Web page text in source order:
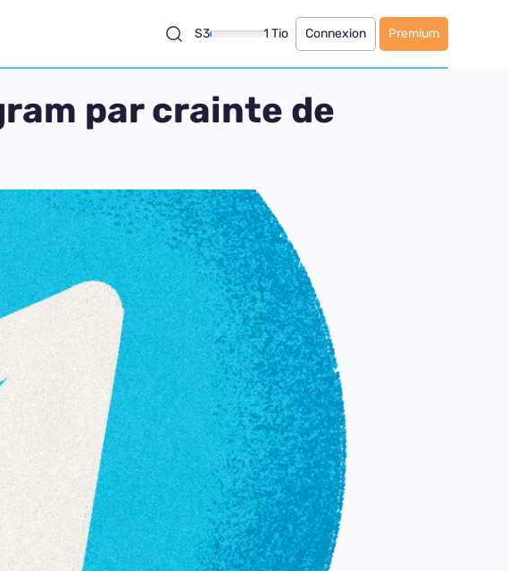
S3 1 Tio Connexion Premium
par crainte de